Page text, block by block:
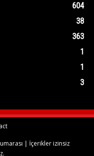
604
38
363
1
1
3
| İçerikler izinsiz